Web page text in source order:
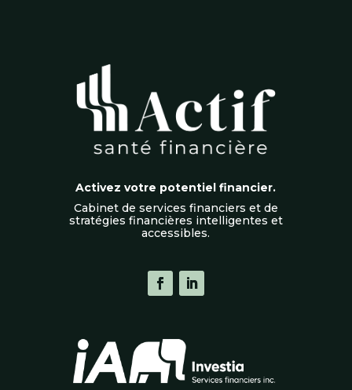
Activez votre potentiel financier.
Cabinet de services financiers et de
stratégies financières intelligentes et
accessibles.